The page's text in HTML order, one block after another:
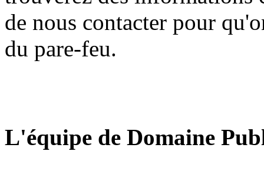
de nous contacter pour
du pare-feu.
L'équipe de Domaine